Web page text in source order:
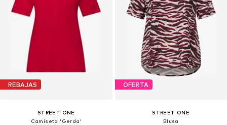
REBAJAS
STREET ONE
Camiseta 'Gerda'
OFERTA
STREET ONE
Blusa